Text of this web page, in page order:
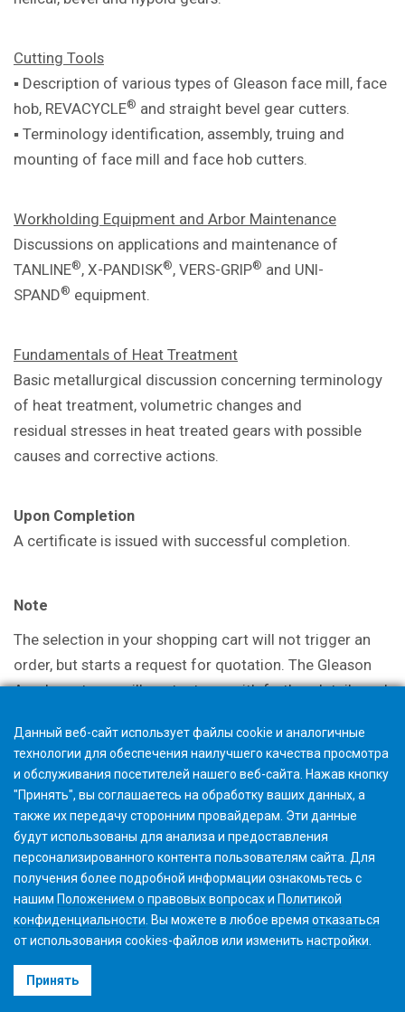
Cutting Tools
▪ Description of various types of Gleason face mill, face
hob, REVACYCLE® and straight bevel gear cutters.
▪ Terminology identification, assembly, truing and
mounting of face mill and face hob cutters.
Workholding Equipment and Arbor Maintenance
Discussions on applications and maintenance of
TANLINE®, X-PANDISK®, VERS-GRIP® and UNI-
SPAND® equipment.
Fundamentals of Heat Treatment
Basic metallurgical discussion concerning terminology
of heat treatment, volumetric changes and
residual stresses in heat treated gears with possible
causes and corrective actions.
Upon Completion
A certificate is issued with successful completion.
Note
The selection in your shopping cart will not trigger an
order, but starts a request for quotation. The Gleason
Academy team will contact you with further details and
Условия использования
Данный веб-сайт использует файлы cookie и аналогичные
технологии для обеспечения наилучшего качества просмотра
и обслуживания посетителей нашего веб-сайта. Нажав кнопку
"Принять", вы соглашаетесь на обработку ваших данных, а
также их передачу сторонним провайдерам. Эти данные
будут использованы для анализа и предоставления
персонализированного контента пользователям сайта. Для
получения более подробной информации ознакомьтесь с
нашим Положением о правовых вопросахи Политикой
конфиденциальности . Вы можете в любое время отказаться
от использования cookies-файлов или изменить настройки
Принять